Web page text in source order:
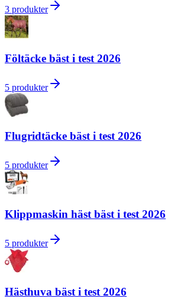
3 produkter
Föltäcke bäst i test 2026
5 produkter
Flugridtäcke bäst i test 2026
5 produkter
Klippmaskin häst bäst i test 2026
5 produkter
Hästhuva bäst i test 2026